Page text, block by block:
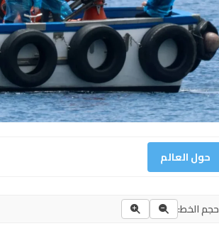
حول العالم
حجم الخط: